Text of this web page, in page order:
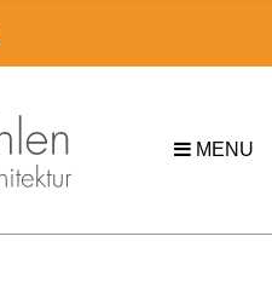
MENU